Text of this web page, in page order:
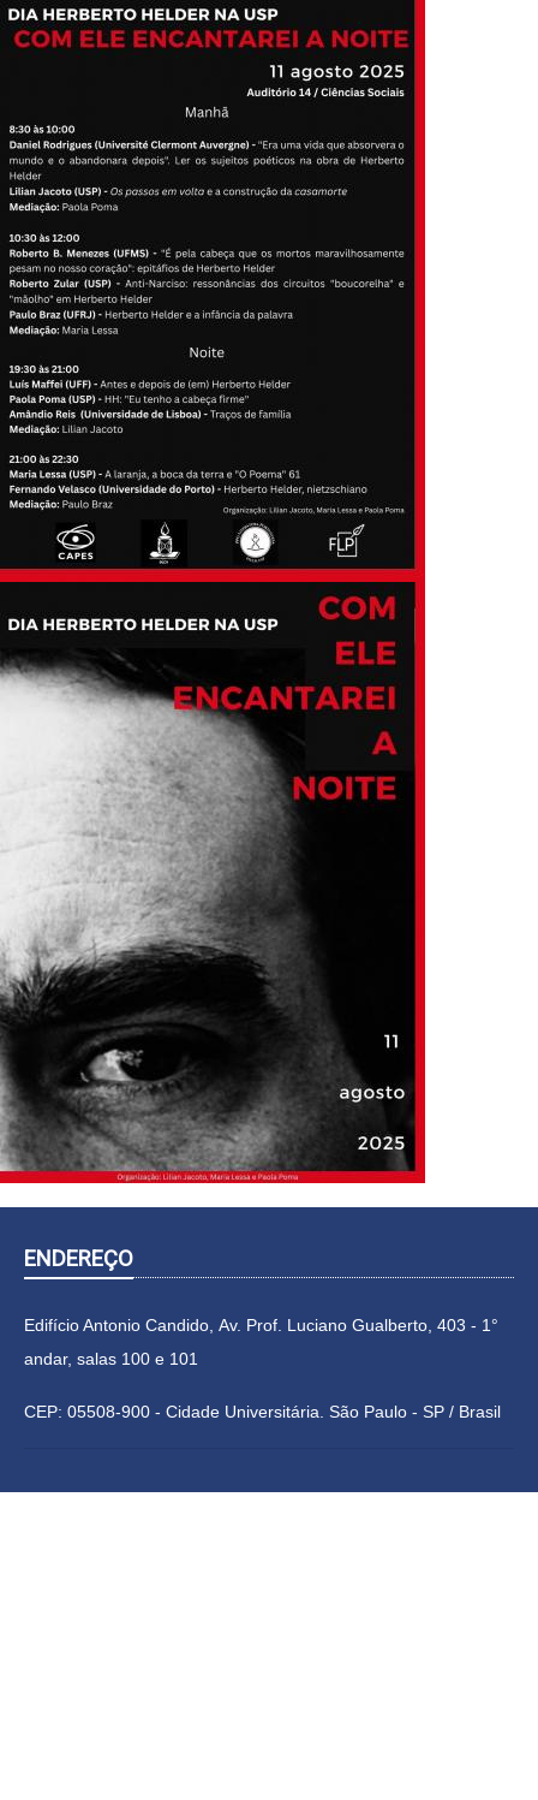
ENDEREÇO
Edifício Antonio Candido, Av. Prof. Luciano Gualberto, 403 - 1°
andar, salas 100 e 101
CEP: 05508-900 - Cidade Universitária. São Paulo - SP / Brasil